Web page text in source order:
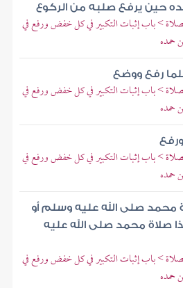
حين يرفع صلبه من الركوع
> باب إثبات التكبير في كل خفض ورفع في
حمده
رفع ووضع
> باب إثبات التكبير في كل خفض ورفع في
حمده
> باب إثبات التكبير في كل خفض ورفع في
حمده
محمد صلى الله عليه وسلم أو
صلاة محمد صلى الله عليه
> باب إثبات التكبير في كل خفض ورفع في
حمده